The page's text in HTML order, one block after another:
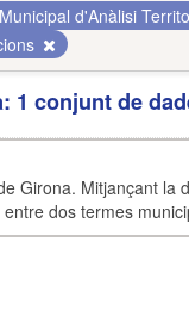
d'Anàlisi
1 conjunt de
Girona. Mitjançant la
dos termes